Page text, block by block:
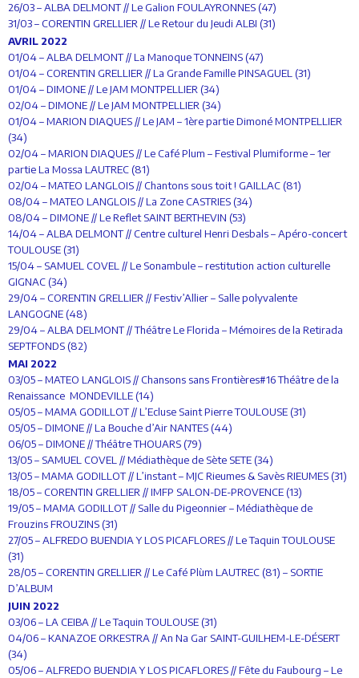
26/03 – ALBA DELMONT // Le Galion FOULAYRONNES (47)
31/03 – CORENTIN GRELLIER // Le Retour du Jeudi ALBI (31)
AVRIL 2022
01/04 – ALBA DELMONT // La Manoque TONNEINS (47)
01/04 – CORENTIN GRELLIER // La Grande Famille PINSAGUEL (31)
01/04 – DIMONE // Le JAM MONTPELLIER (34)
02/04 – DIMONE // Le JAM MONTPELLIER (34)
01/04 – MARION DIAQUES // Le JAM – 1ère partie Dimoné MONTPELLIER
(34)
02/04 – MARION DIAQUES // Le Café Plum – Festival Plumiforme – 1er
partie La Mossa LAUTREC (81)
02/04 – MATEO LANGLOIS // Chantons sous toit ! GAILLAC (81)
08/04 – MATEO LANGLOIS // La Zone CASTRIES (34)
08/04 – DIMONE // Le Reflet SAINT BERTHEVIN (53)
14/04 – ALBA DELMONT // Centre culturel Henri Desbals – Apéro-concert
TOULOUSE (31)
15/04 – SAMUEL COVEL // Le Sonambule – restitution action culturelle
GIGNAC (34)
29/04 – CORENTIN GRELLIER // Festiv’Allier – Salle polyvalente
LANGOGNE (48)
29/04 – ALBA DELMONT // Théâtre Le Florida – Mémoires de la Retirada
SEPTFONDS (82)
MAI 2022
03/05 – MATEO LANGLOIS // Chansons sans Frontières#16 Théâtre de la
Renaissance MONDEVILLE (14)
05/05 – MAMA GODILLOT // L’Ecluse Saint Pierre TOULOUSE (31)
05/05 – DIMONE // La Bouche d’Air NANTES (44)
06/05 – DIMONE // Théâtre THOUARS (79)
13/05 – SAMUEL COVEL // Médiathèque de Sète SETE (34)
13/05 – MAMA GODILLOT // L’instant – MJC Rieumes & Savès RIEUMES (31)
18/05 – CORENTIN GRELLIER // IMFP SALON-DE-PROVENCE (13)
19/05 – MAMA GODILLOT // Salle du Pigeonnier – Médiathèque de
Frouzins FROUZINS (31)
27/05 – ALFREDO BUENDIA Y LOS PICAFLORES // Le Taquin TOULOUSE
(31)
28/05 – CORENTIN GRELLIER // Le Café Plùm LAUTREC (81) – SORTIE
D’ALBUM
JUIN 2022
03/06 – LA CEIBA // Le Taquin TOULOUSE (31)
04/06 – KANAZOE ORKESTRA // An Na Gar SAINT-GUILHEM-LE-DÉSERT
(34)
05/06 – ALFREDO BUENDIA Y LOS PICAFLORES // Fête du Faubourg – Le